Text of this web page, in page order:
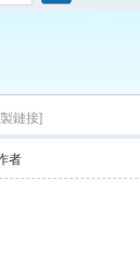
索
鏈接]
者